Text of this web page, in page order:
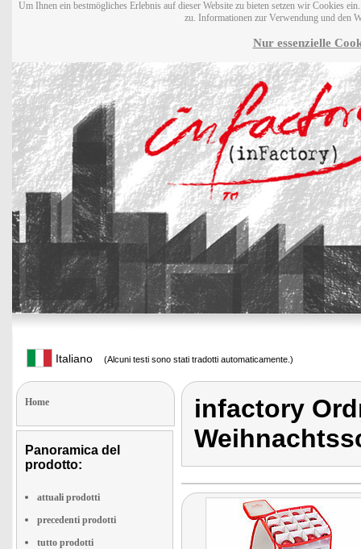
Um Ihnen ein bestmögliches Erlebnis auf dieser Website zu bieten setzen wir Cookies
zu. Informationen zur Verwendung und den
Nur essenzielle
Italiano (Alcuni testi sono stati tradotti automaticamente.)
Home
Panoramica del
prodotto:
attuali prodotti
precedenti prodotti
tutto prodotti
infactory